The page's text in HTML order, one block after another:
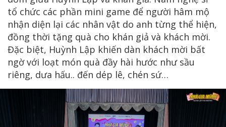
tổ chức các phần mini game để người hâm mộ
nhận diện lại các nhân vật do anh từng thể hiện,
đồng thời tặng quà cho khán giả và khách mời.
Đặc biệt, Huỳnh Lập khiến dàn khách mời bất
ngờ với loạt món quà đầy hài hước như sầu
riêng, dưa hấu.. đến dép lê, chén sứ…